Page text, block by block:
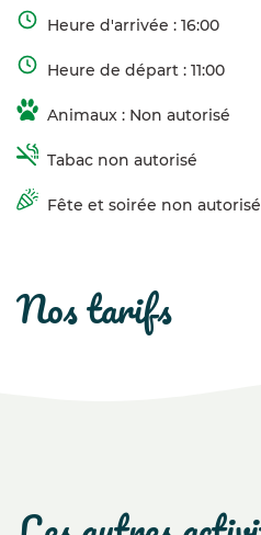
Heure d'arrivée : 16:00
Heure de départ : 11:00
Animaux : Non autorisé
Tabac non autorisé
Fête et soirée non autorisé
nos tarifs